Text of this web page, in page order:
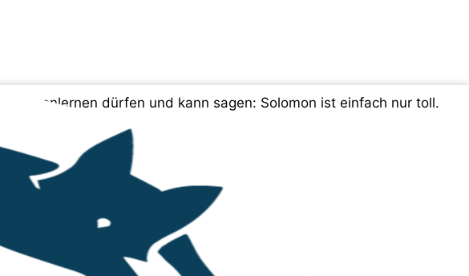
dürfen und kann sagen: Solomon ist einfach nur toll.